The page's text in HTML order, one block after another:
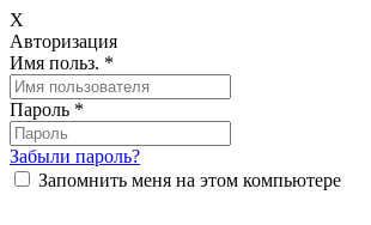
X
Авторизация
Имя польз. *
Пароль *
Забыли пароль?
Запомнить меня на этом компьютере